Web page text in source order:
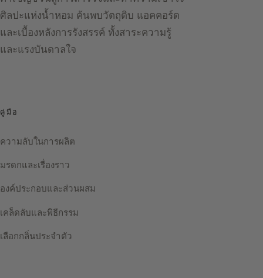
ศิลปะแห่งน้ำหอม ค้นพบวัตถุดิบ แอคคอร์ด
และเบื้องหลังการรังสรรค์ ทั้งสาระความรู้
และแรงบันดาลใจ
คู่มือ
ความลับในการผลิต
มรดกและเรื่องราว
องค์ประกอบและส่วนผสม
เคล็ดลับและพิธีกรรม
เลือกกลิ่นประจำตัว